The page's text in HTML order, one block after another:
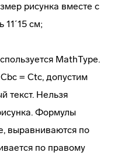
рисунка вместе с
см;
MathType.
bc = Ctc, допустим
текст. Нельзя
Формулы
выравниваются по
по правому